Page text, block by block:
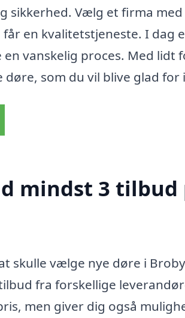
sikkerhed. Vælg et firma
en kvalitetstjeneste. I dag
vanskelig proces. Med
som du vil blive glad for
mindst 3 tilbud
skulle vælge nye døre i
fra forskellige
men giver dig også